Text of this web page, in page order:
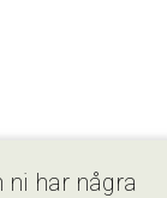
har några